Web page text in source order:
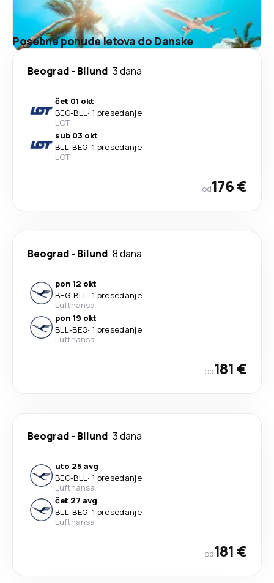
Posebne ponude letova do Danske
Beograd- Bilund 3 dana
čet 01 okt
BEG-BLL· 1 presedanje
LOT
sub 03 okt
BLL-BEG· 1 presedanje
LOT
od176 €
Beograd- Bilund 8 dana
pon 12 okt
BEG-BLL· 1 presedanje
Lufthansa
pon 19 okt
BLL-BEG· 1 presedanje
Lufthansa
od181 €
Beograd- Bilund 3 dana
uto 25 avg
BEG-BLL· 1 presedanje
Lufthansa
čet 27 avg
BLL-BEG· 1 presedanje
Lufthansa
od181 €